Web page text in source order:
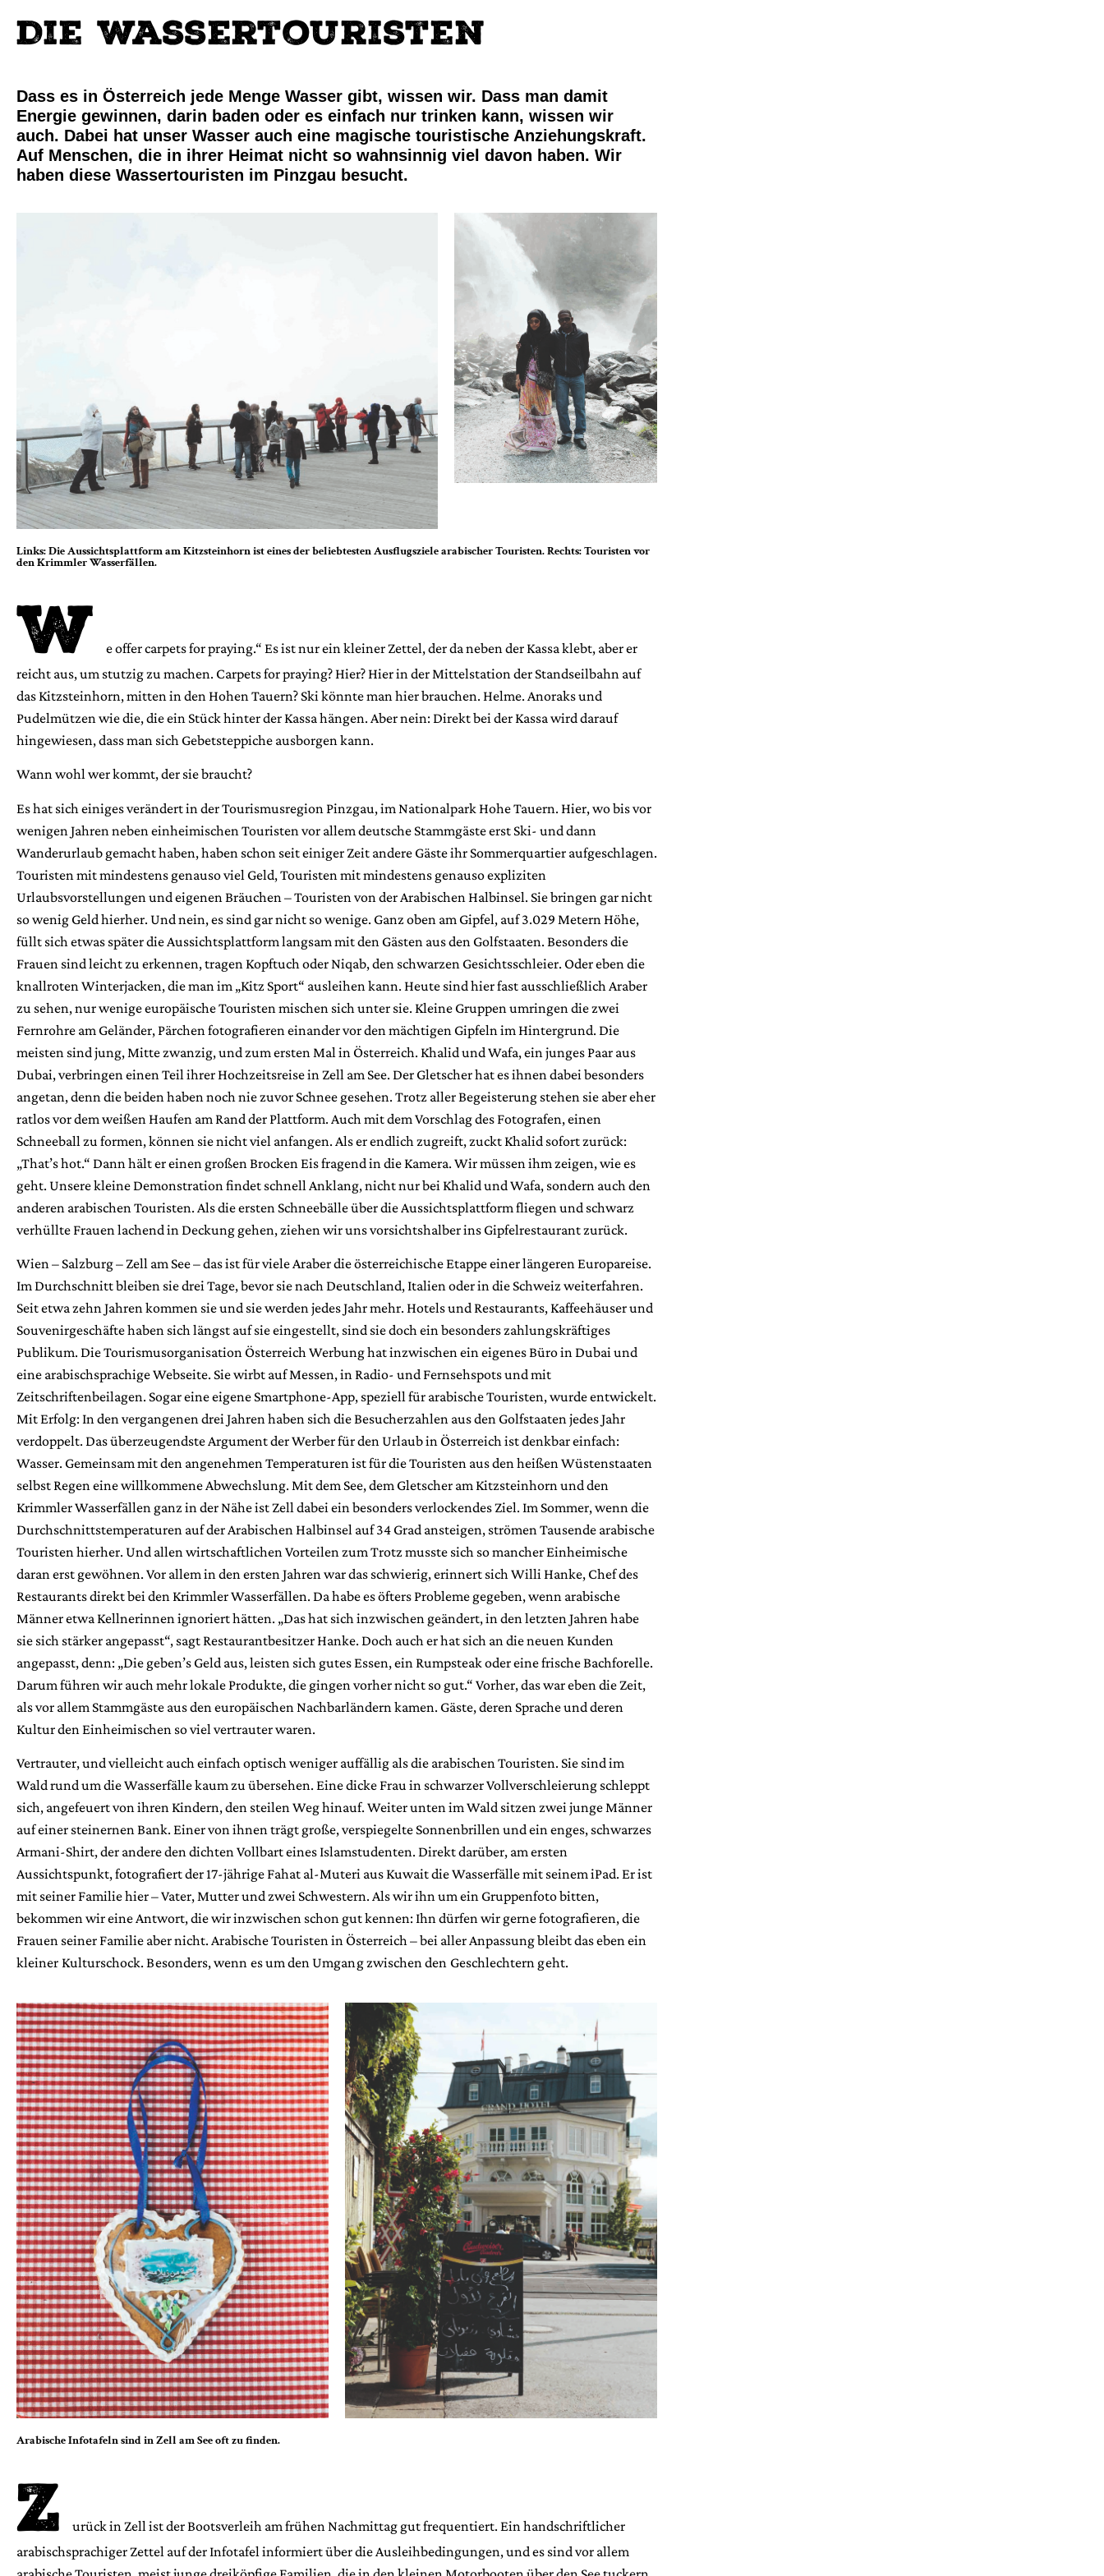
Die Wassertouristen
Dass es in Österreich jede Menge Wasser gibt, wissen wir. Dass man damit
Energie gewinnen, darin baden oder es einfach nur trinken kann, wissen wir
auch. Dabei hat unser Wasser auch eine magische touristische Anziehungskraft.
Auf Menschen, die in ihrer Heimat nicht so wahnsinnig viel davon haben. Wir
haben diese Wassertouristen im Pinzgau besucht.
Links: Die Aussichtsplattform am Kitzsteinhorn ist eines der beliebtesten Ausflugsziele arabischer Touristen. Rechts: Touristen vor
den Krimmler Wasserfällen.
W
e offer carpets for praying.“ Es ist nur ein kleiner Zettel, der da neben der Kassa klebt, aber er
reicht aus, um stutzig zu machen. Carpets for praying? Hier? Hier in der Mittelstation der Standseilbahn auf
das Kitzsteinhorn, mitten in den Hohen Tauern? Ski könnte man hier brauchen. Helme. Anoraks und
Pudelmützen wie die, die ein Stück hinter der Kassa hängen. Aber nein: Direkt bei der Kassa wird darauf
hingewiesen, dass man sich Gebetsteppiche ausborgen kann.
Wann wohl wer kommt, der sie braucht?
Es hat sich einiges verändert in der Tourismusregion Pinzgau, im Nationalpark Hohe Tauern. Hier, wo bis vor
wenigen Jahren neben einheimischen Touristen vor allem deutsche Stammgäste erst Ski- und dann
Wanderurlaub gemacht haben, haben schon seit einiger Zeit andere Gäste ihr Sommerquartier aufgeschlagen.
Touristen mit mindestens genauso viel Geld, Touristen mit mindestens genauso expliziten
Urlaubsvorstellungen und eigenen Bräuchen – Touristen von der Arabischen Halbinsel. Sie bringen gar nicht
so wenig Geld hierher. Und nein, es sind gar nicht so wenige. Ganz oben am Gipfel, auf 3.029 Metern Höhe,
füllt sich etwas später die Aussichtsplattform langsam mit den Gästen aus den Golfstaaten. Besonders die
Frauen sind leicht zu erkennen, tragen Kopftuch oder Niqab, den schwarzen Gesichtsschleier. Oder eben die
knallroten Winterjacken, die man im „Kitz Sport“ ausleihen kann. Heute sind hier fast ausschließlich Araber
zu sehen, nur wenige europäische Touristen mischen sich unter sie. Kleine Gruppen umringen die zwei
Fernrohre am Geländer, Pärchen fotografieren einander vor den mächtigen Gipfeln im Hintergrund. Die
meisten sind jung, Mitte zwanzig, und zum ersten Mal in Österreich. Khalid und Wafa, ein junges Paar aus
Dubai, verbringen einen Teil ihrer Hochzeitsreise in Zell am See. Der Gletscher hat es ihnen dabei besonders
angetan, denn die beiden haben noch nie zuvor Schnee gesehen. Trotz aller Begeisterung stehen sie aber eher
ratlos vor dem weißen Haufen am Rand der Plattform. Auch mit dem Vorschlag des Fotografen, einen
Schneeball zu formen, können sie nicht viel anfangen. Als er endlich zugreift, zuckt Khalid sofort zurück:
„That’s hot.“ Dann hält er einen großen Brocken Eis fragend in die Kamera. Wir müssen ihm zeigen, wie es
geht. Unsere kleine Demonstration findet schnell Anklang, nicht nur bei Khalid und Wafa, sondern auch den
anderen arabischen Touristen. Als die ersten Schneebälle über die Aussichtsplattform fliegen und schwarz
verhüllte Frauen lachend in Deckung gehen, ziehen wir uns vorsichtshalber ins Gipfelrestaurant zurück.
Wien – Salzburg – Zell am See – das ist für viele Araber die österreichische Etappe einer längeren Europareise.
Im Durchschnitt bleiben sie drei Tage, bevor sie nach Deutschland, Italien oder in die Schweiz weiterfahren.
Seit etwa zehn Jahren kommen sie und sie werden jedes Jahr mehr. Hotels und Restaurants, Kaffeehäuser und
Souvenirgeschäfte haben sich längst auf sie eingestellt, sind sie doch ein besonders zahlungskräftiges
Publikum. Die Tourismusorganisation Österreich Werbung hat inzwischen ein eigenes Büro in Dubai und
eine arabischsprachige Webseite. Sie wirbt auf Messen, in Radio- und Fernsehspots und mit
Zeitschriftenbeilagen. Sogar eine eigene Smartphone-App, speziell für arabische Touristen, wurde entwickelt.
Mit Erfolg: In den vergangenen drei Jahren haben sich die Besucherzahlen aus den Golfstaaten jedes Jahr
verdoppelt. Das überzeugendste Argument der Werber für den Urlaub in Österreich ist denkbar einfach:
Wasser. Gemeinsam mit den angenehmen Temperaturen ist für die Touristen aus den heißen Wüstenstaaten
selbst Regen eine willkommene Abwechslung. Mit dem See, dem Gletscher am Kitzsteinhorn und den
Krimmler Wasserfällen ganz in der Nähe ist Zell dabei ein besonders verlockendes Ziel. Im Sommer, wenn die
Durchschnittstemperaturen auf der Arabischen Halbinsel auf 34 Grad ansteigen, strömen Tausende arabische
Touristen hierher. Und allen wirtschaftlichen Vorteilen zum Trotz musste sich so mancher Einheimische
daran erst gewöhnen. Vor allem in den ersten Jahren war das schwierig, erinnert sich Willi Hanke, Chef des
Restaurants direkt bei den Krimmler Wasserfällen. Da habe es öfters Probleme gegeben, wenn arabische
Männer etwa Kellnerinnen ignoriert hätten. „Das hat sich ­inzwischen geändert, in den letzten Jahren habe
sie sich stärker angepasst“, sagt Restaurantbesitzer Hanke. Doch auch er hat sich an die neuen Kunden
angepasst, denn: „Die geben’s Geld aus, leisten sich gutes Essen, ein Rumpsteak oder eine frische Bachforelle.
Darum führen wir auch mehr lokale Produkte, die gingen vorher nicht so gut.“ Vorher, das war eben die Zeit,
als vor allem Stammgäste aus den europäischen Nachbarländern kamen. Gäste, deren Sprache und deren
Kultur den Einheimischen so viel vertrauter waren.
Vertrauter, und vielleicht auch einfach optisch weniger auffällig als die arabischen Touristen. Sie sind im
Wald rund um die Wasserfälle kaum zu übersehen. Eine dicke Frau in schwarzer Vollverschleierung schleppt
sich, angefeuert von ihren Kindern, den steilen Weg hinauf. Weiter unten im Wald sitzen zwei junge Männer
auf einer steinernen Bank. Einer von ihnen trägt große, verspiegelte Sonnenbrillen und ein enges, schwarzes
Armani-Shirt, der andere den dichten Vollbart eines Islamstudenten. Direkt darüber, am ersten
Aussichtspunkt, fotografiert der 17-jährige Fahat al-Muteri aus Kuwait die Wasserfälle mit seinem iPad. Er ist
mit seiner Familie hier – Vater, Mutter und zwei Schwestern. Als wir ihn um ein Gruppenfoto bitten,
bekommen wir eine Antwort, die wir inzwischen schon gut kennen: Ihn dürfen wir gerne fotografieren, die
Frauen seiner Familie aber nicht. Arabische Touristen in Österreich – bei aller Anpassung bleibt daseben ein
kleiner Kulturschock. Besonders, wenn es um den Umgang zwischen den Geschlechtern geht.
Arabische Infotafeln sind in Zell am See oft zu finden.
Z
urück in Zell ist der Bootsverleih am frühen Nachmittag gut frequentiert. Ein handschriftlicher
arabischsprachiger Zettel auf der Infotafel informiert über die Ausleihbedingungen, und es sind vor allem